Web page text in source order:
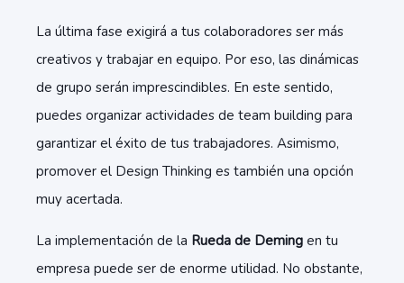
La última fase exigirá a tus colaboradores ser más
creativos y trabajar en equipo. Por eso, las dinámicas
de grupo serán imprescindibles. En este sentido,
puedes organizar actividades de team building para
garantizar el éxito de tus trabajadores. Asimismo,
promover el Design Thinking es también una opción
muy acertada.
La implementación de la Rueda de Deming en tu
empresa puede ser de enorme utilidad. No obstante,